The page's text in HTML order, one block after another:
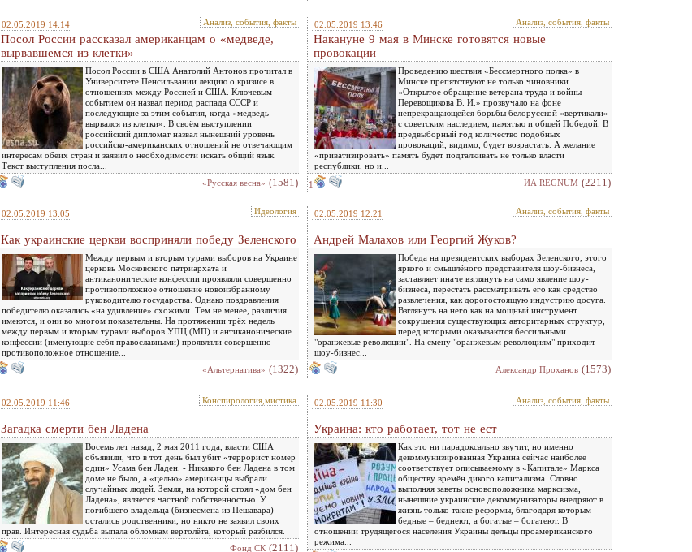
02.05.2019 14:14 Анализ, события, факты
Посол России рассказал американцам о «медведе,
вырвавшемся из клетки»
Посол России в США Анатолий Антонов прочитал в
Университете Пенсильвании лекцию о кризисе в
отношениях между Россией и США. Ключевым
событием он назвал период распада СССР и
последующие за этим события, когда «медведь
вырвался из клетки». В своём выступлении
российский дипломат назвал нынешний уровень
российско-американских отношений не отвечающим
интересам обеих стран и заявил о необходимости искать общий язык.
Текст выступления посла...
«Русская весна» (1581)
02.05.2019 13:46 Анализ, события, факты
Накануне 9 мая в Минске готовятся новые
провокации
Проведению шествия «Бессмертного полка» в
Минске препятствуют не только чиновники.
«Открытое обращение ветерана труда и войны
Перевощикова В. И.» прозвучало на фоне
непрекращающейся борьбы белорусской «вертикали»
с советским наследием, памятью и общей Победой. В
предвыборный год количество подобных
провокаций, видимо, будет возрастать. А желание
«приватизировать» память будет подталкивать не только власти
республики, но и...
1
ИА REGNUM (2211)
02.05.2019 13:05 Идеология
Как украинские церкви восприняли победу Зеленского
Между первым и вторым турами выборов на Украине
церковь Московского патриархата и
антиканонические конфессии проявляли совершенно
противоположное отношение новоизбранному
руководителю государства. Однако поздравления
победителю оказались «на удивление» схожими. Тем не менее, различия
имеются, и они во многом показательны. На протяжении трёх недель
между первым и вторым турами выборов УПЦ (МП) и антиканонические
конфессии (именующие себя православными) проявляли совершенно
противоположное отношение...
«Альтернатива» (1322)
02.05.2019 12:21 Анализ, события, факты
Андрей Малахов или Георгий Жуков?
Победа на президентских выборах Зеленского, этого
яркого и смышлёного представителя шоу-бизнеса,
заставляет иначе взглянуть на само явление шоу-
бизнеса, перестать рассматривать его как средство
развлечения, как дорогостоящую индустрию досуга.
Взглянуть на него как на мощный инструмент
сокрушения существующих авторитарных структур,
перед которыми оказываются бессильными
"оранжевые революции". На смену "оранжевым революциям" приходит
шоу-бизнес...
Александр Проханов (1573)
02.05.2019 11:46 Конспирология,мистика
Загадка смерти бен Ладена
Восемь лет назад, 2 мая 2011 года, власти США
объявили, что в тот день был убит «террорист номер
один» Усама бен Ладен. - Никакого бен Ладена в том
доме не было, а «целью» американцы выбрали
случайных людей. Земля, на которой стоял «дом бен
Ладена», является частной собственностью. У
погибшего владельца (бизнесмена из Пешавара)
остались родственники, но никто не заявил своих
прав. Интересная судьба выпала обломкам вертолёта, который разбился.
Фонд СК (2111)
02.05.2019 11:30 Анализ, события, факты
Украина: кто работает, тот не ест
Как это ни парадоксально звучит, но именно
декоммунизированная Украина сейчас наиболее
соответствует описываемому в «Капитале» Маркса
обществу времён дикого капитализма. Словно
выполняя заветы основоположника марксизма,
нынешние украинские декоммунизаторы внедряют в
жизнь только такие реформы, благодаря которым
бедные – беднеют, а богатые – богатеют. В
отношении трудящегося населения Украины дельцы проамериканского
режима...